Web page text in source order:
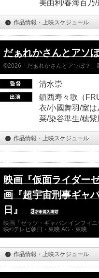
美由利/春海百乃
作品情報・上映スケジュール
だぁれかさんとアソ
©2026「だぁれかさんとアソぼ？」
清水崇
鎮西寿々歌（
衣/小國舞羽/室
菜/染谷準生/穂
作品情報・上映スケジュール
映画『仮面ライダー
画『超宇宙刑事ギャ
日』
映画「ゼッツ・ギャバン インフィ
映©テレビ朝日・東映 AG・東映
作品情報・上映スケジュール